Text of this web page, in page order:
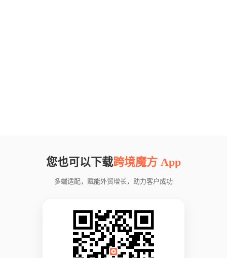
您也可以下载跨境魔方 App
多端适配，赋能外贸增长，助力客户成功